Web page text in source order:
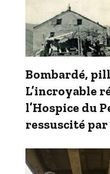
Bombardé,
L’incroyable
l’Hospice du
ressuscité